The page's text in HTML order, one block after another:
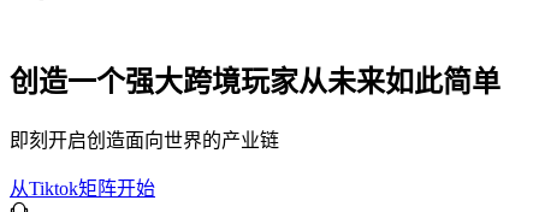
创造一个强大跨境玩家从未来如此简单
即刻开启创造面向世界的产业链
从Tiktok矩阵开始